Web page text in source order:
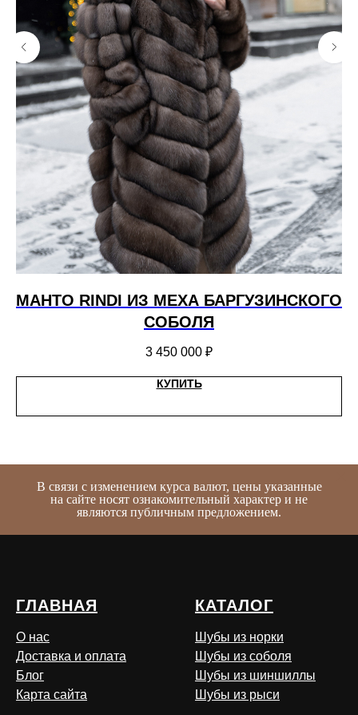
МАНТО RINDI ИЗ МЕХА БАРГУЗИНСКОГО
СОБОЛЯ
3 450 000 ₽
КУПИТЬ
В связи с изменением курса валют, цены указанные
на сайте носят ознакомительный характер и не
являются публичным предложением.
ГЛАВНАЯ
О нас
Доставка и оплата
Блог
Карта сайта
КАТАЛОГ
Шубы из норки
Шубы из соболя
Шубы из шиншиллы
Шубы из рыси